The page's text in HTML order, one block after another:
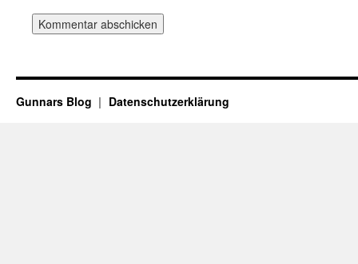
Gunnars Blog Datenschutzerklärung